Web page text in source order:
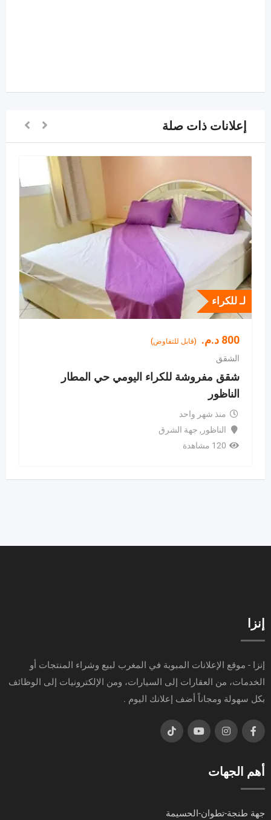
إعلانات ذات صلة
لـ للكراء
800 د.م. (قابل للتفاوض)
الشقق
شقق مفروشة للكراء اليومي حي المطار
الناظور
منذ شهر واحد
الناظور , جهة الشرق
120 مشاهدة
إنزا
إنزا - موقع الإعلانات المبوبة في المغرب لبيع وشراء المنتجات أو
الخدمات، من العقارات إلى السيارات، ومن الإلكترونيات إلى الوظائف
بكل سهولة ومجاناً أضف إعلانك اليوم .
أهم الجهات
جهة طنجة-تطوان-الحسيمة